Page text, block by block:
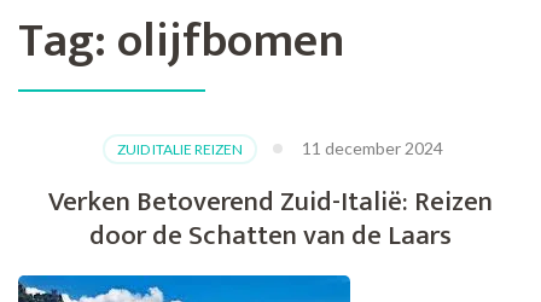
Tag:olijfbomen
ZUID ITALIE REIZEN 11 december 2024
Verken Betoverend Zuid-Italië: Reizen
door de Schatten van de Laars